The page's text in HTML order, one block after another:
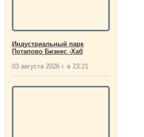
Индустриальный парк
Потапово Бизнес -Хаб
03 августа 2026 г. в 23:21